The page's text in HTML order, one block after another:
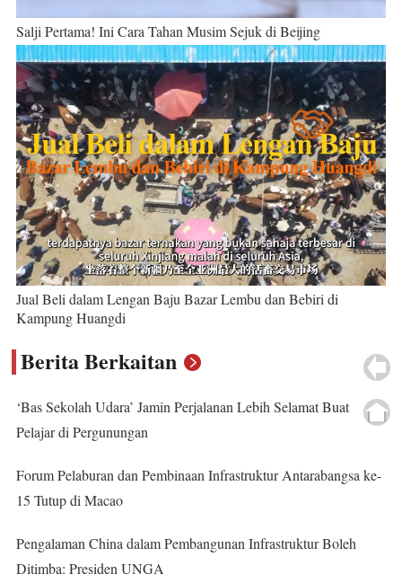
Salji Pertama! Ini Cara Tahan Musim Sejuk di Beijing
Jual Beli dalam Lengan Baju Bazar Lembu dan Bebiri di
Kampung Huangdi
Berita Berkaitan
‘Bas Sekolah Udara’ Jamin Perjalanan Lebih Selamat Buat
Pelajar di Pergunungan
Forum Pelaburan dan Pembinaan Infrastruktur Antarabangsa ke-
15 Tutup di Macao
Pengalaman China dalam Pembangunan Infrastruktur Boleh
Ditimba: Presiden UNGA